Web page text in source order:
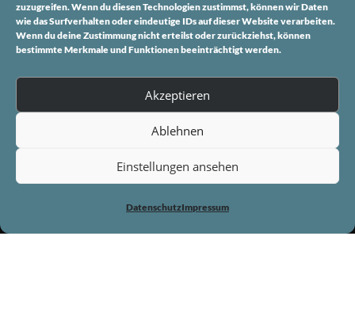
zuzugreifen. Wenn du diesen Technologien zustimmst, können wir Daten
wie das Surfverhalten oder eindeutige IDs auf dieser Website verarbeiten.
Wenn du deine Zustimmung nicht erteilst oder zurückziehst, können
bestimmte Merkmale und Funktionen beeinträchtigt werden.
Akzeptieren
Ablehnen
Einstellungen ansehen
DatenschutzImpressum
FOLGE UNS
Instagram
INFORMATIONEN
Impressum